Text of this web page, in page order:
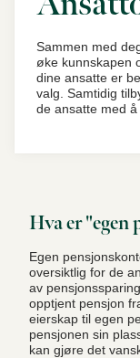
Sammen med
øke kunnskapen
dine ansatte er
valg. Samtidig
de ansatte med
Hva er
Egen
oversiktlig for de
av
opptjent pensjon
eierskap til egen
pensjonen sin
kan gjøre det